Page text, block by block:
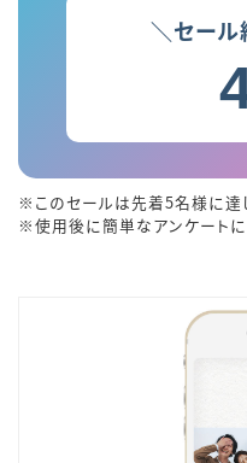
＼セール
※このセールは先着5名様に達
※使用後に簡単なアンケートに